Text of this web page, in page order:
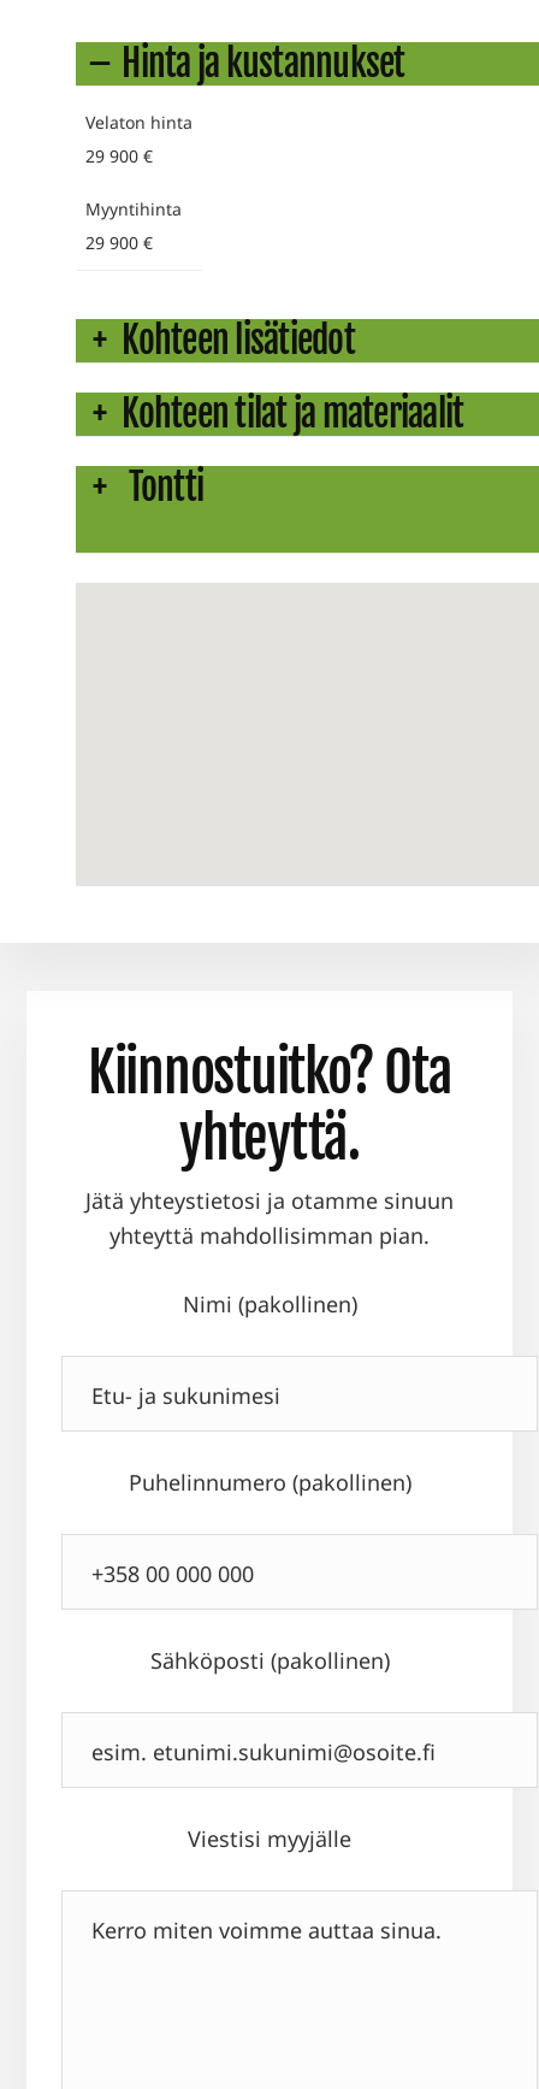
Hinta ja kustannukset
Velaton hinta
29 900 €
Myyntihinta
29 900 €
Kohteen lisätiedot
Kohteen tilat ja materiaalit
Tontti
Kiinnostuitko? Ota
yhteyttä.
Jätä yhteystietosi ja otamme sinuun
yhteyttä mahdollisimman pian.
Nimi (pakollinen)
Puhelinnumero (pakollinen)
Sähköposti (pakollinen)
Viestisi myyjälle